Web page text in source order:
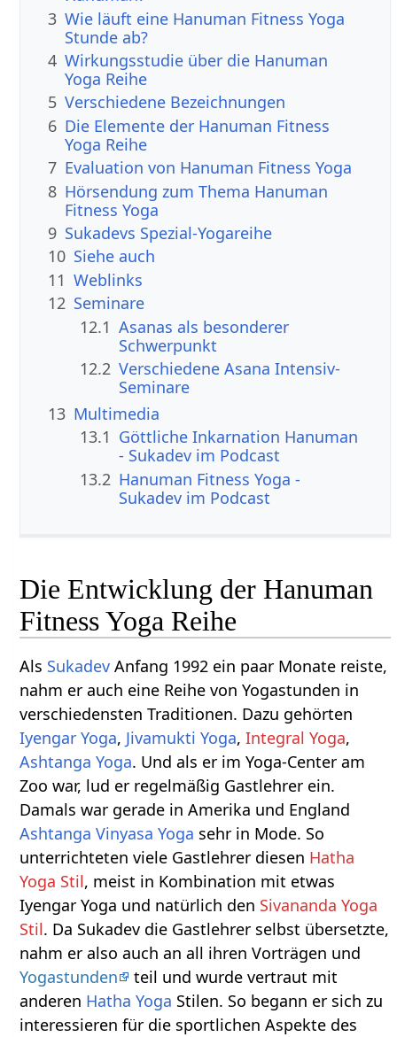
3 Wie läuft eine Hanuman Fitness Yoga
Stunde ab?
4 Wirkungsstudie über die Hanuman
Yoga Reihe
5 Verschiedene Bezeichnungen
6 Die Elemente der Hanuman Fitness
Yoga Reihe
7 Evaluation von Hanuman Fitness Yoga
8 Hörsendung zum Thema Hanuman
Fitness Yoga
9 Sukadevs Spezial-Yogareihe
10 Siehe auch
11 Weblinks
12 Seminare
12.1 Asanas als besonderer
Schwerpunkt
12.2 Verschiedene Asana Intensiv-
Seminare
13 Multimedia
13.1 Göttliche Inkarnation Hanuman
- Sukadev im Podcast
13.2 Hanuman Fitness Yoga -
Sukadev im Podcast
Die Entwicklung der Hanuman
Fitness Yoga Reihe
Als Sukadev Anfang 1992 ein paar Monate reiste,
nahm er auch eine Reihe von Yogastunden in
verschiedensten Traditionen. Dazu gehörten
Iyengar Yoga, Jivamukti Yoga,Integral Yoga,
Ashtanga Yoga. Und als er im Yoga-Center am
Zoo war, lud er regelmäßig Gastlehrer ein.
Damals war gerade in Amerika und England
Ashtanga Vinyasa Yoga sehr in Mode. So
unterrichteten viele Gastlehrer diesen Hatha
Yoga Stil, meist in Kombination mit etwas
Iyengar Yoga und natürlich den Sivananda Yoga
Stil. Da Sukadev die Gastlehrer selbst übersetzte,
nahm er also auch an all ihren Vorträgen und
Yogastunden
teil und wurde vertraut mit
anderen Hatha Yoga Stilen. So begann er sich zu
interessieren für die sportlichen Aspekte des